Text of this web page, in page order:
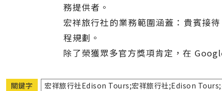
務提供者。
宏祥旅行社的業務範圍涵蓋：貴賓接
程規劃。
除了榮獲眾多官方獎項肯定，在
關鍵字 宏祥旅行社Edison Tours;宏祥旅行社;Edison